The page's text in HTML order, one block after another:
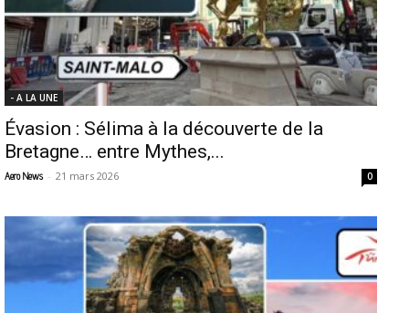
- A LA UNE
Évasion : Sélima à la découverte de la
Bretagne… entre Mythes,...
Aero News - 21 mars 2026 0